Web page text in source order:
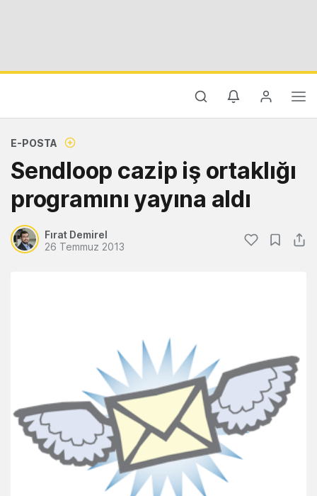
E-POSTA
Sendloop cazip iş ortaklığı
programını yayına aldı
Fırat Demirel
26 Temmuz 2013